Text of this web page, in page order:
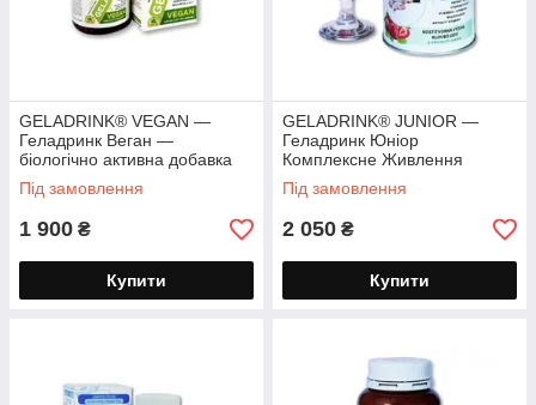
GELADRINK® VEGAN —
Геладринк Веган —
біологічно активна добавка
для веганів 360 капсул
Під замовлення
1 900 ₴
Купити
GELADRINK® JUNIOR —
Геладринк Юніор
Комплексне Живлення
Костей і Суставів, для дітей
порошок 480г
Під замовлення
2 050 ₴
Купити